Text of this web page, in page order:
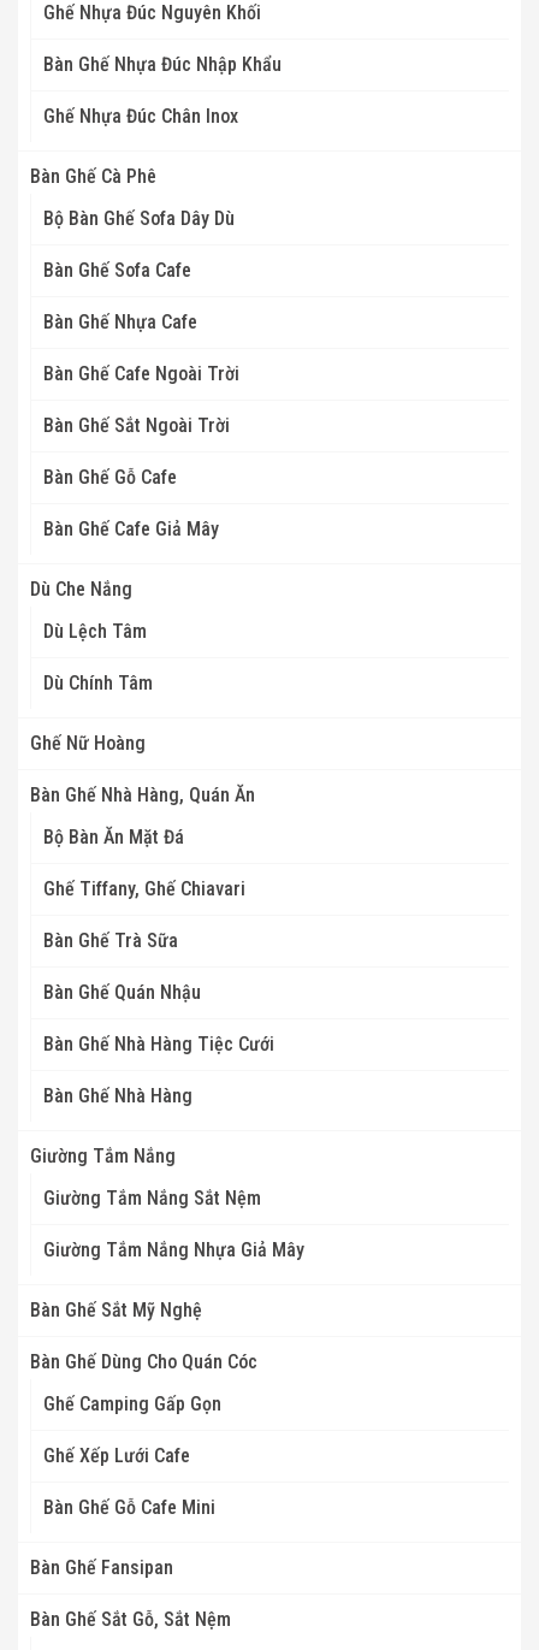
Ghế Nhựa Đúc Nguyên Khối
Bàn Ghế Nhựa Đúc Nhập Khẩu
Ghế Nhựa Đúc Chân Inox
Bàn Ghế Cà Phê
Bộ Bàn Ghế Sofa Dây Dù
Bàn Ghế Sofa Cafe
Bàn Ghế Nhựa Cafe
Bàn Ghế Cafe Ngoài Trời
Bàn Ghế Sắt Ngoài Trời
Bàn Ghế Gỗ Cafe
Bàn Ghế Cafe Giả Mây
Dù Che Nắng
Dù Lệch Tâm
Dù Chính Tâm
Ghế Nữ Hoàng
Bàn Ghế Nhà Hàng, Quán Ăn
Bộ Bàn Ăn Mặt Đá
Ghế Tiffany, Ghế Chiavari
Bàn Ghế Trà Sữa
Bàn Ghế Quán Nhậu
Bàn Ghế Nhà Hàng Tiệc Cưới
Bàn Ghế Nhà Hàng
Giường Tắm Nắng
Giường Tắm Nắng Sắt Nệm
Giường Tắm Nắng Nhựa Giả Mây
Bàn Ghế Sắt Mỹ Nghệ
Bàn Ghế Dùng Cho Quán Cóc
Ghế Camping Gấp Gọn
Ghế Xếp Lưới Cafe
Bàn Ghế Gỗ Cafe Mini
Bàn Ghế Fansipan
Bàn Ghế Sắt Gỗ, Sắt Nệm